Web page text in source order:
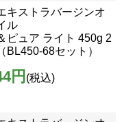
キストラバージンオ
ル
ピュア ライト 450g 2
BL450-68セット）
円 (税込)